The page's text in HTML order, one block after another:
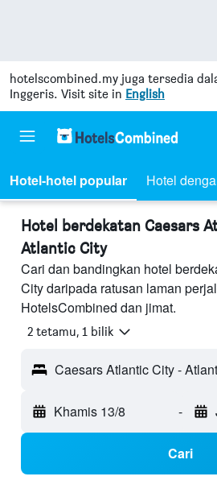
hotelscombined.my juga tersedia
Inggeris. Visit site in English
Hotel-hotel popular Hotel
Hotel berdekatan Caesars
Atlantic City
Cari dan bandingkan hotel
City daripada ratusan laman
HotelsCombined dan jimat.
2 tetamu, 1 bilik
Khamis 13/8 -
Cari